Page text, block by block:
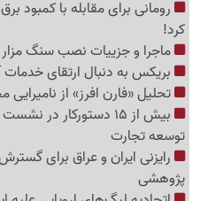
کرد!
ماجرا و جزییات نصب سنگ مزار
بریکس به دنبال ارتقای
تحلیل «فارن افرز» از
بیش از 15 دستورکار در
توسعه تجارت
رایزنی ایران و عراق برای
پژوهشی